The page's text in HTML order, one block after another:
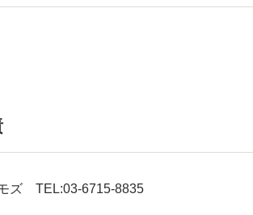
ズ TEL:03-6715-8835